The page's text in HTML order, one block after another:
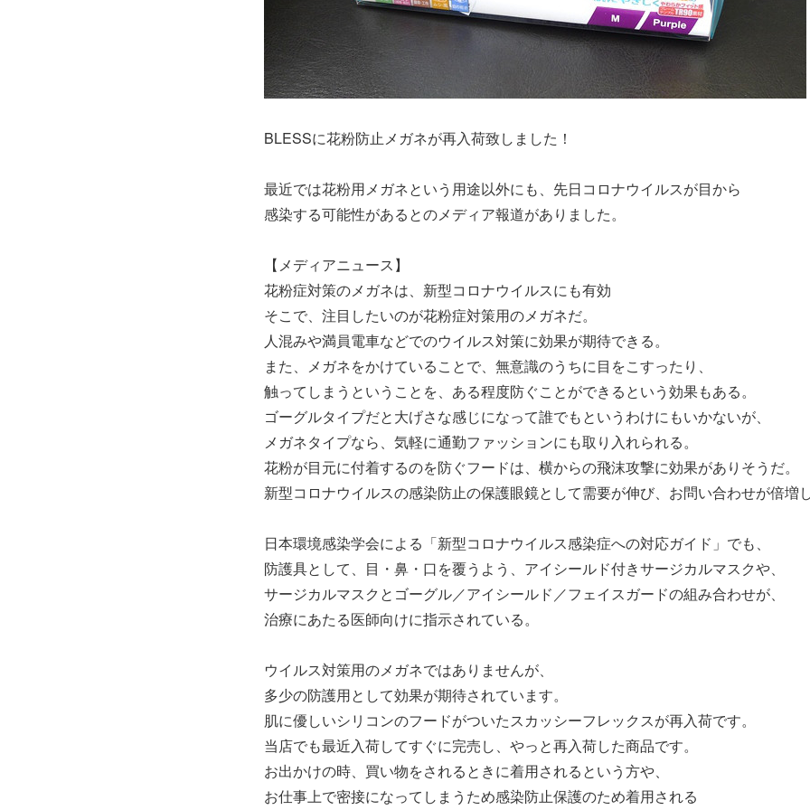
BLESSに花粉防止メガネが再入荷致しました！
最近では花粉用メガネという用途以外にも、先日コロナウイルスが目から
感染する可能性があるとのメディア報道がありました。
【メディアニュース】
花粉症対策のメガネは、新型コロナウイルスにも有効
そこで、注目したいのが花粉症対策用のメガネだ。
人混みや満員電車などでのウイルス対策に効果が期待できる。
また、メガネをかけていることで、無意識のうちに目をこすったり、
触ってしまうということを、ある程度防ぐことができるという効果もある。
ゴーグルタイプだと大げさな感じになって誰でもというわけにもいかないが、
メガネタイプなら、気軽に通勤ファッションにも取り入れられる。
花粉が目元に付着するのを防ぐフードは、横からの飛沫攻撃に効果がありそうだ。
新型コロナウイルスの感染防止の保護眼鏡として需要が伸び、お問い合わせが倍増し
日本環境感染学会による「新型コロナウイルス感染症への対応ガイド」でも、
防護具として、目・鼻・口を覆うよう、アイシールド付きサージカルマスクや、
サージカルマスクとゴーグル／アイシールド／フェイスガードの組み合わせが、
治療にあたる医師向けに指示されている。
ウイルス対策用のメガネではありませんが、
多少の防護用として効果が期待されています。
肌に優しいシリコンのフードがついたスカッシーフレックスが再入荷です。
当店でも最近入荷してすぐに完売し、やっと再入荷した商品です。
お出かけの時、買い物をされるときに着用されるという方や、
お仕事上で密接になってしまうため感染防止保護のため着用される